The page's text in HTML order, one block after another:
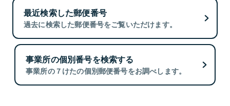
最近検索した郵便番号
過去に検索した郵便番号をご覧いただけます。
事業所の個別番号を検索する
事業所の７けたの個別郵便番号をお調べします。